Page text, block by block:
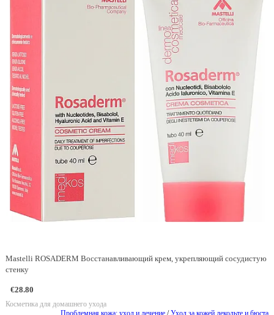
Mastelli ROSADERM Восстанавливающий крем, укрепляющий сосудистую
стенку
€28.80
Косметика для домашнего ухода